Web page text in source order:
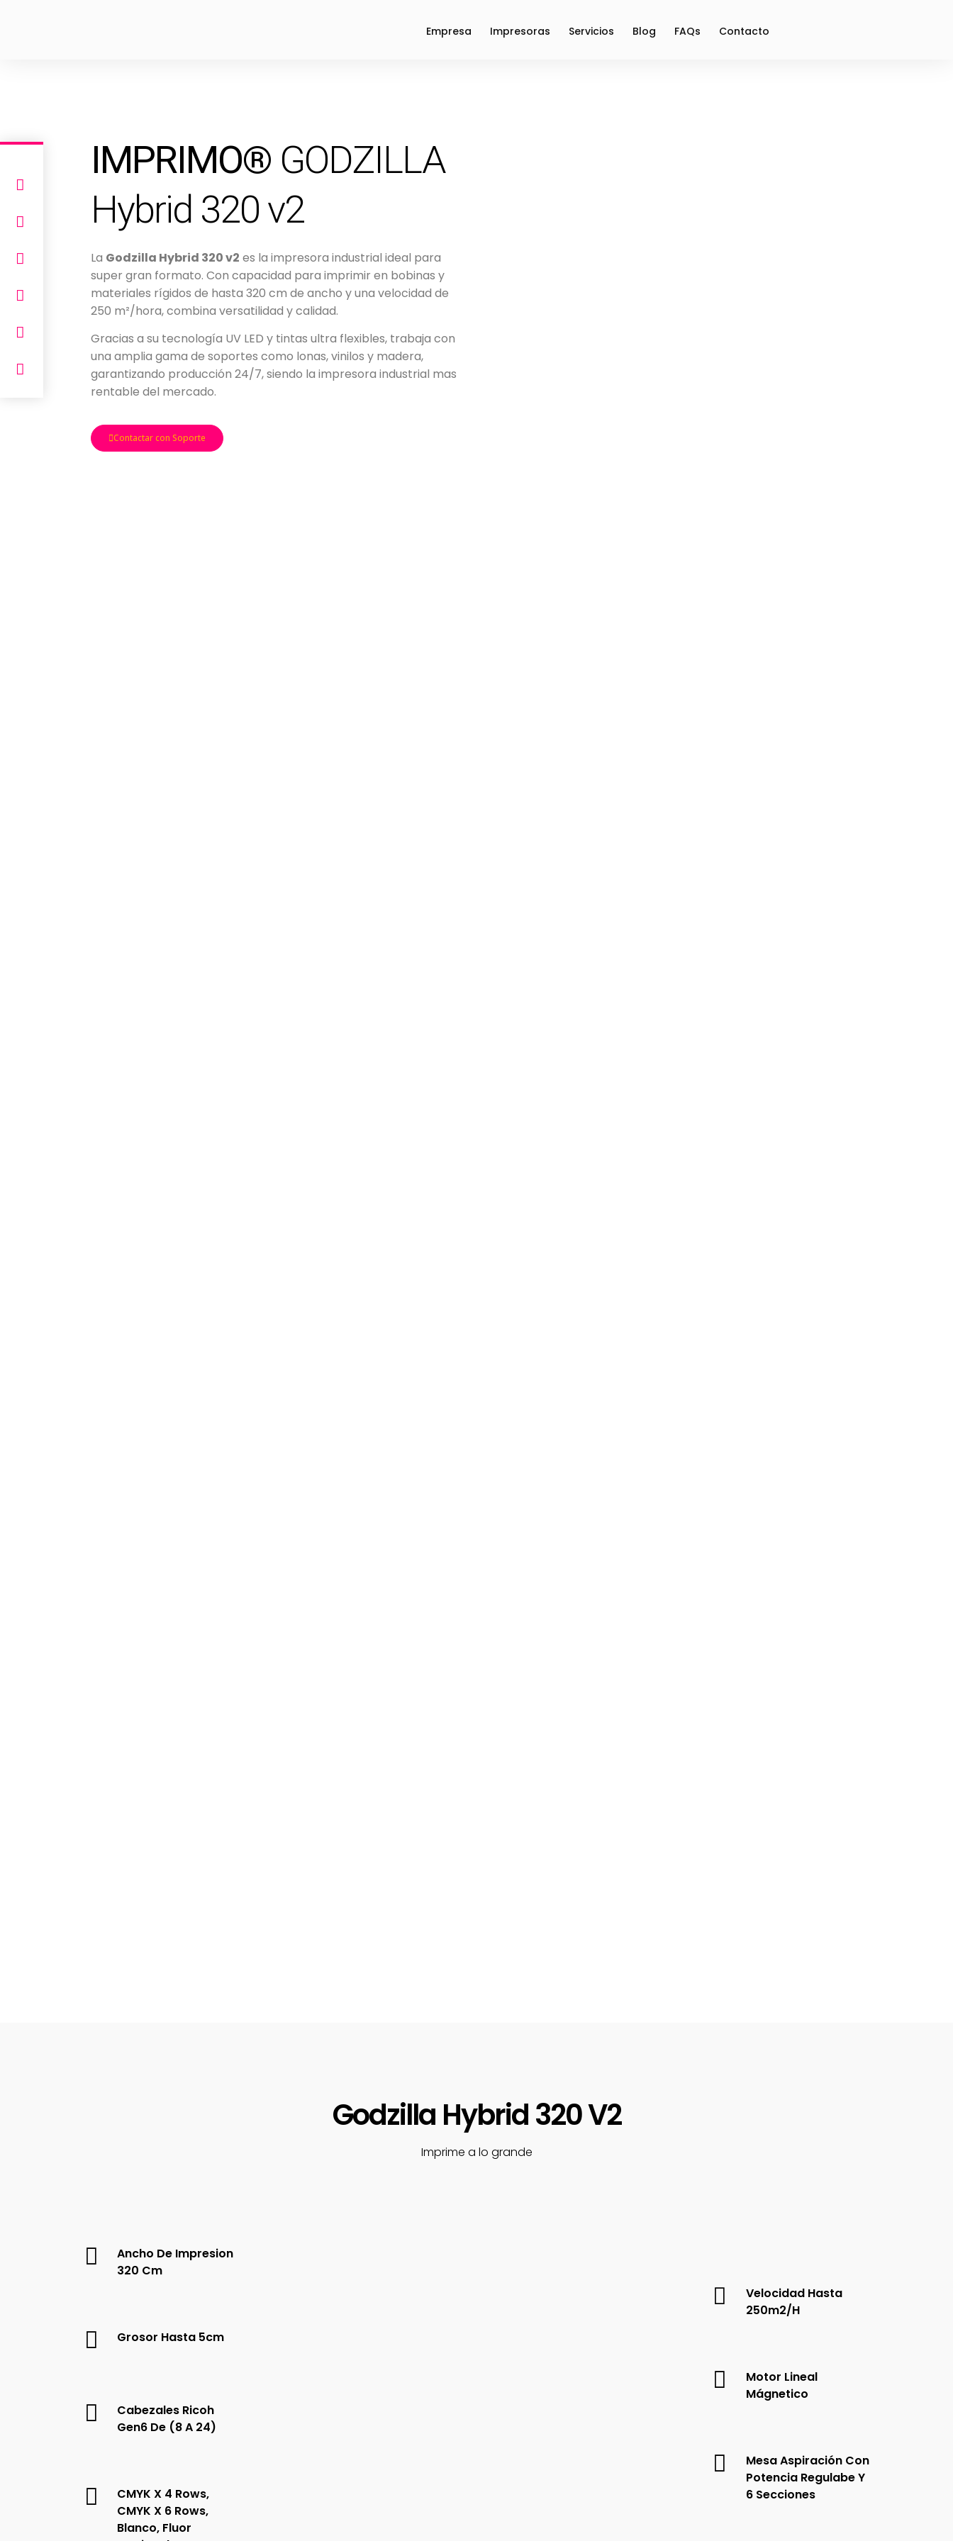
Empresa Impresoras Servicios Blog FAQs Contacto
IMPRIMO® GODZILLA
Hybrid 320 v2
La Godzilla Hybrid 320 v2 es la impresora industrial ideal para
super gran formato. Con capacidad para imprimir en bobinas y
materiales rígidos de hasta 320 cm de ancho y una velocidad de
250 m²/hora, combina versatilidad y calidad.
Gracias a su tecnología UV LED y tintas ultra flexibles, trabaja con
una amplia gama de soportes como lonas, vinilos y madera,
garantizando producción 24/7, siendo la impresora industrial mas
rentable del mercado.
Contactar con Soporte
Godzilla Hybrid 320 V2
Imprime a lo grande
Ancho De Impresion
320 Cm
Grosor Hasta 5cm
Cabezales Ricoh
Gen6 De (8 A 24)
CMYK X 4 Rows,
CMYK X 6 Rows,
Blanco, Fluor
Velocidad Hasta
250m2/h
Motor Lineal
Mágnetico
Mesa Aspiración Con
Potencia Regulabe Y
6 Secciones